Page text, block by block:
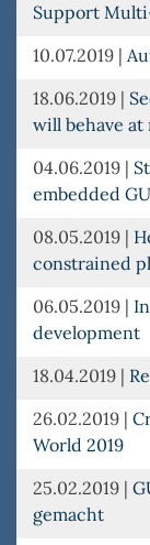
Support
10.07.2019 |
18.06.2019 |
will behave
04.06.2019 |
embedded
08.05.2019 |
constrained
06.05.2019 |
development
18.04.2019 |
26.02.2019 |
World 2019
25.02.2019 |
gemacht